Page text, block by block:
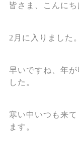
皆さま、こんにち
2月に入りました。
早いですね、年
した。
寒い中いつも来
ます。